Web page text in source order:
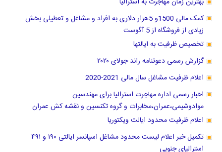
کمک مالی 1500و 5هزار دلاری به افراد و مشاغل و تعطیلی بخش
زیادی از فروشگاه از 5 آگوست
تخصیص ظرفیت به ایالتها
گزارش رسمی دعوتنامه راند جولای ۲۰۲۰
اعلام ظرفیت مشاغل سال مالی 2021-2020
اخبار رسمی اداره مهاجرت استرالیا برای مهندسین
موادوشیمی،عمران،مخابرات و گروه تکنسین و نقشه کش عمران
اعلام ظرفیت محدود ایالت ویکتوریا
تکمیل خبر اعلام لیست محدود مشاغل اسپانسر ایالتی ۱۹۰ و ۴۹۱
استرالیای جنوبی